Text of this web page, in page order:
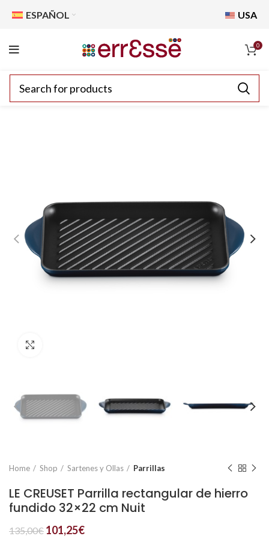
ESPAÑOL USA
0
Home Shop Sartenes y Ollas Parrillas
LE CREUSET Parrilla rectangular de hierro
fundido 32×22 cm Nuit
135,00€ 101,25€